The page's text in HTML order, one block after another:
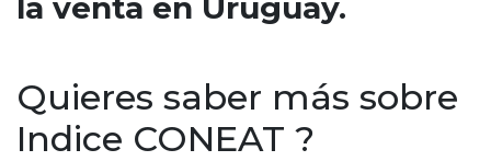
la venta en Uruguay.
Quieres saber más sobre
Indice CONEAT ?